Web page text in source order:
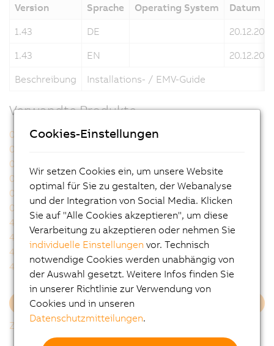
Version Sprache Operating System
Datum
1.43
DE
20.12.2022
1.43
EN
20.12.2022
Beschreibung
Installations- / EMV-Guide
Verwandte Produkte
0PB0200.1
0PS1025.2
0PS1040.0
0PS1050.1
0PS1200.1
0PS3050.1
0PS3100.1
0PS3200.1
0PS3400.1
4PPC30.043F-21B
4PPC30.043F-22B
4PPC30.043F-23B
4PPC30.0702-21B
4PPC30.0702-22B
4PPC30.0702-23B
4PPC30.101G-21B
4PPC30.101G-22B
4PPC30.101G-23B
Mehr laden
Zurück zur Gesamtliste
Cookies-Einstellungen
Wir setzen Cookies ein, um unsere Website
optimal für Sie zu gestalten, der Webanalyse
und der Integration von Social Media. Klicken
Sie auf "Alle Cookies akzeptieren", um diese
Verarbeitung zu akzeptieren oder nehmen Sie
individuelle Einstellungen vor. Technisch
notwendige Cookies werden unabhängig von
der Auswahl gesetzt. Weitere Infos finden Sie
in unserer Richtlinie zur Verwendung von
Cookies und in unseren
Datenschutzmitteilungen.